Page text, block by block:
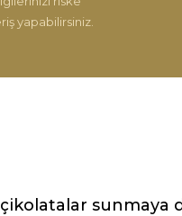
yapabilirsiniz.
sunmaya